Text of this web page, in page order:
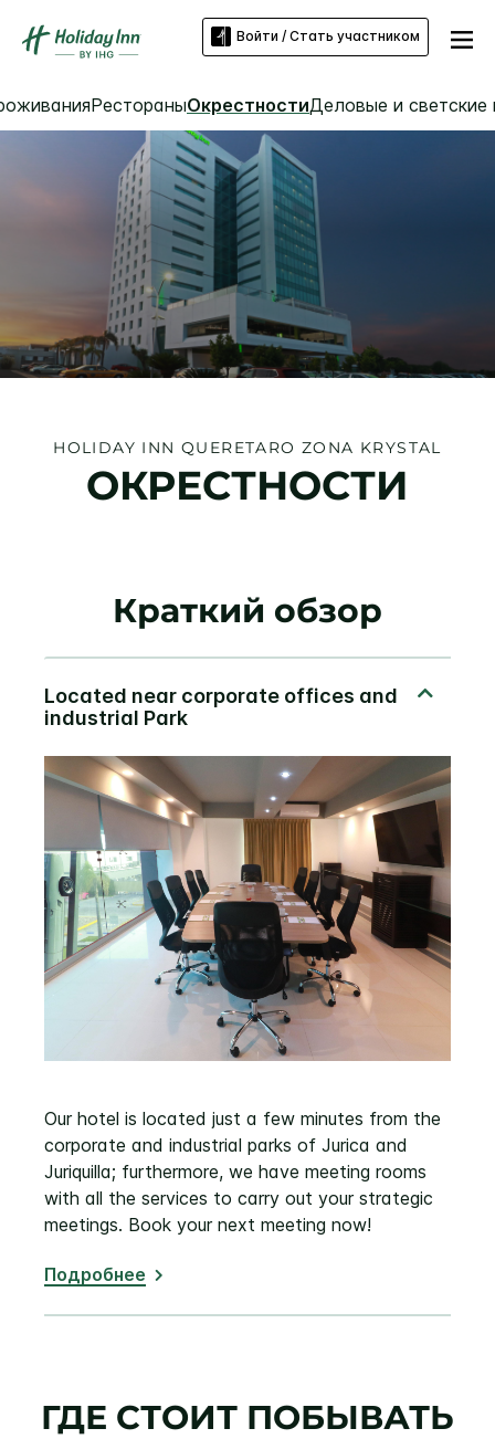
Войти / Стать участником
РестораныОкрестностиДеловые и светские
HOLIDAY INN QUERETARO ZONA KRYSTAL
ОКРЕСТНОСТИ
Краткий обзор
Our hotel is located just a few minutes from the
corporate and industrial parks of Jurica and
Juriquilla; furthermore, we have meeting rooms
with all the services to carry out your strategic
meetings. Book your next meeting now!
Подробнее
ГДЕ СТОИТ ПОБЫВАТЬ